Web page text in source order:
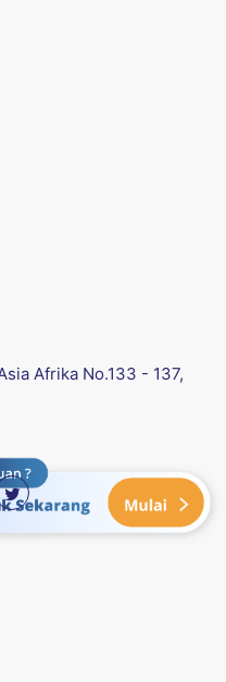
Afrika No.133 - 137,